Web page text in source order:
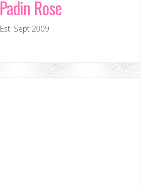
Padin Rose
Est. Sept 2009